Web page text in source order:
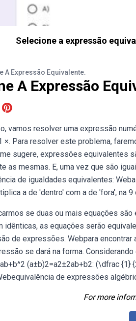
Selecione a expressão
A Expressão Equivalente.
A Expressão
vamos resolver uma expressão
×. Para resolver este problema,
sugere, expressões equivalentes
as mesmas. E, uma vez que são
de igualdades equivalentes:
a de 'dentro' com a de 'fora', na 9
se duas ou mais equações
idênticas, as equações serão
de expressões. Webpara
se dará na forma.
(a±b)2=a2±2ab+b2: (\dfrac
de expressões
For more